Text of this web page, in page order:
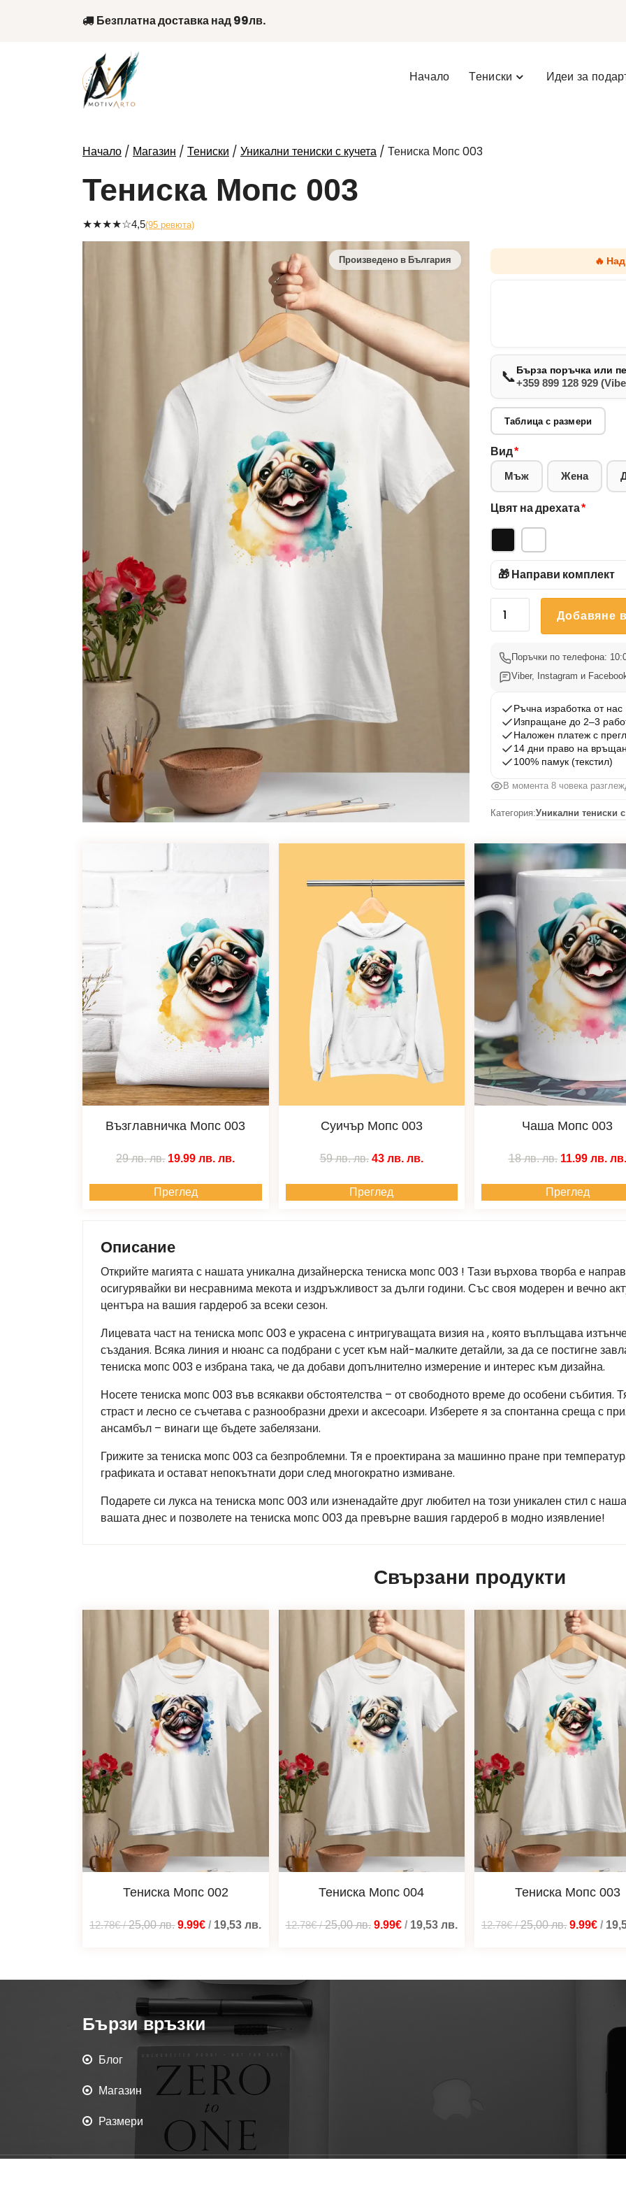
Безплатна доставка над 99лв.
Начало Тениски Идеи за
Начало / Магазин / Тениски / Уникални тениски с кучета / Тениска Мопс 003
Тениска Мопс 003
★★★★☆4,5(95 ревюта)
🔥
📞Бърза поръчка или
+359 899 128 929
Таблица с размери
Вид*
Мъж Жена
Цвят на дрехата*
🎁 Направи комплект
количество
Мопс
003
Добавяне
Поръчки по телефона:
Viber, Instagram и
Ръчна изработка от нас
Изпращане до 2–3
Наложен платеж с
14 дни право на
100% памук (текстил)
В момента 10 човека
Категория:Уникални тениски
Възглавничка Мопс 003
29 лв.лв. 19.99 лв.лв.
Преглед
Суичър Мопс 003
59 лв.лв. 43 лв. лв.
Преглед
Чаша Мопс 003
18 лв.лв. 11.99 лв. лв.
Преглед
Описание
Открийте магията с нашата уникална дизайнерска тениска мопс 003 ! Тази върхова творба е
осигурявайки ви несравнима мекота и издръжливост за дълги години. Със своя модерен и вечно
центъра на вашия гардероб за всеки сезон.
Лицевата част на тениска мопс 003 е украсена с интригуващата визия на , която въплъщава
създания. Всяка линия и нюанс са подбрани с усет към най-малките детайли, за да се постигне
тениска мопс 003 е избрана така, че да добави допълнително измерение и интерес към дизайна.
Носете тениска мопс 003 във всякакви обстоятелства – от свободното време до особени събития.
страст и лесно се съчетава с разнообразни дрехи и аксесоари. Изберете я за спонтанна среща с
ансамбъл – винаги ще бъдете забелязани.
Грижите за тениска мопс 003 са безпроблемни. Тя е проектирана за машинно пране при
графиката и остават непокътнати дори след многократно измиване.
Подарете си лукса на тениска мопс 003 или изненадайте друг любител на този уникален стил с
вашата днес и позволете на тениска мопс 003 да превърне вашия гардероб в модно изявление!
Свързани продукти
Тениска Мопс 002
12.78€/25,00лв. 9.99€ / 19,53лв.
Тениска Мопс 004
12.78€/25,00лв. 9.99€/ 19,53 лв.
Тениска Мопс 003
12.78€/25,00лв. 9.99€ /
Бързи връзки
Блог
Магазин
Размери